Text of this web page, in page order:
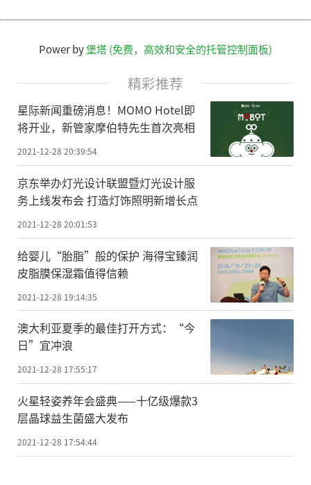
Power by堡塔 (免费，高效和安全的托管控制面板)
精彩推荐
星际新闻重磅消息！MOMO Hotel即
将开业，新管家摩伯特先生首次亮相
2021-12-28 20:39:54
京东举办灯光设计联盟暨灯光设计服
务上线发布会 打造灯饰照明新增长点
2021-12-28 20:01:53
给婴儿“胎脂”般的保护 海得宝臻润
皮脂膜保湿霜值得信赖
2021-12-28 19:14:35
澳大利亚夏季的最佳打开方式：“今
日”宜冲浪
2021-12-28 17:55:17
火星轻姿养年会盛典——十亿级爆款3
层晶球益生菌盛大发布
2021-12-28 17:54:44